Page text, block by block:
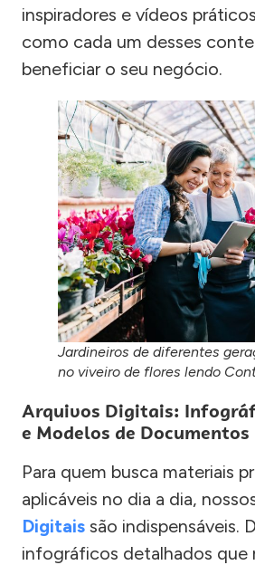
inspiradores e vídeos
como cada um desses
beneficiar o seu negócio.
Jardineiros de diferentes
no viveiro de flores lendo
Arquivos Digitais:
e Modelos de Documentos
Para quem busca materiais
aplicáveis no dia a dia,
Digitais são indispensáveis.
infográficos detalhados que